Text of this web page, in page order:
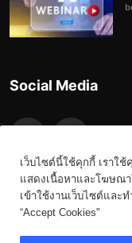
Social Media
เว็บไซต์นี้ใช้คุกกี้ เราใ
แสดงเนื้อหาและโฆษณา
เข้าใช้งานเว็บไซต์และ
“Accept Cookies"